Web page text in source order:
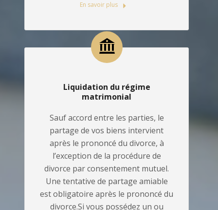
En savoir plus
Liquidation du régime
matrimonial
Sauf accord entre les parties, le
partage de vos biens intervient
après le prononcé du divorce, à
l’exception de la procédure de
divorce par consentement mutuel.
Une tentative de partage amiable
est obligatoire après le prononcé du
divorce.Si vous possédez un ou